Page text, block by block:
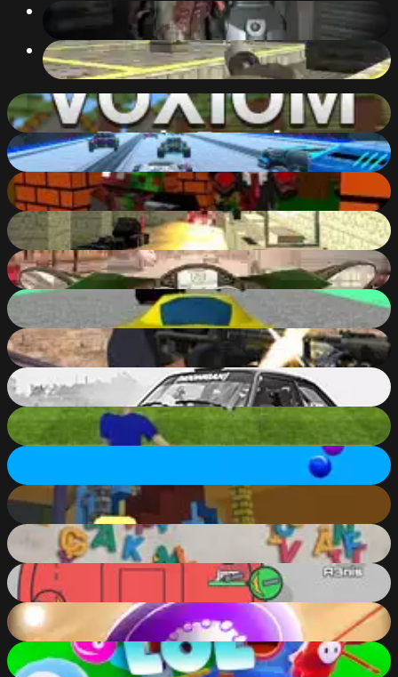
Call of Ops 3 Zombies
88 %
Call of Ops 3
88%
Voxiom.io - Voxel Shooter Featuring Battle Royale!
90%
Cyber Cars Punk Racing
85%
Blocky Combat Swat - Killing Zombie
80%
Pixel Warfare
38%
MotorBike
86%
Stunt Simulator
90%
Good Guys vs Bad Boys
86%
Xtreme Drift 2 Online
90%
Penalty Shooters 2
74 %
Smarty Bubbles
70
Kogama Built Up to Win!
87
Jumbled.io
65
TakePoint.io
78
%
Carrom Live
74%
LOLBeans.io
84%